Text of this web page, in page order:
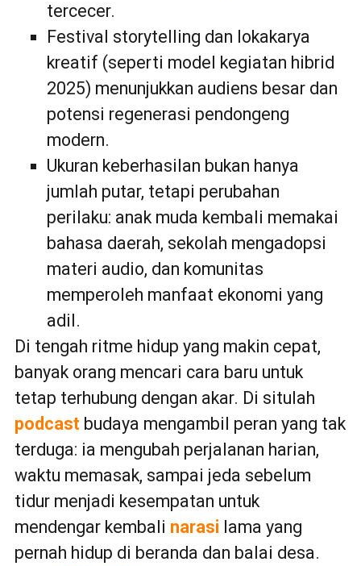
tercecer.
Festival storytelling dan lokakarya
kreatif (seperti model kegiatan hibrid
2025) menunjukkan audiens besar dan
potensi regenerasi pendongeng
modern.
Ukuran keberhasilan bukan hanya
jumlah putar, tetapi perubahan
perilaku: anak muda kembali memakai
bahasa daerah, sekolah mengadopsi
materi audio, dan komunitas
memperoleh manfaat ekonomi yang
adil.
Di tengah ritme hidup yang makin cepat,
banyak orang mencari cara baru untuk
tetap terhubung dengan akar. Di situlah
podcast budaya mengambil peran yang tak
terduga: ia mengubah perjalanan harian,
waktu memasak, sampai jeda sebelum
tidur menjadi kesempatan untuk
mendengar kembali narasi lama yang
pernah hidup di beranda dan balai desa.